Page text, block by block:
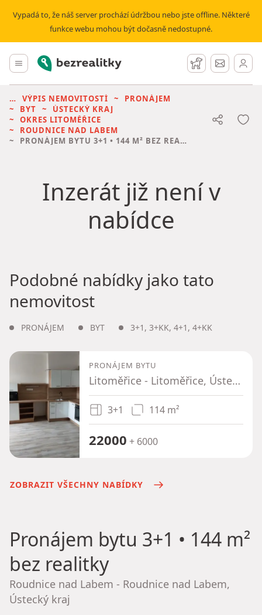
Vypadá to, že náš server prochází údržbou nebo jste offline. Některé
funkce webu mohou být dočasně nedostupné.
Hlavní menu
Bezrealitky Hlídací pes
Zprávy
VÝPIS NEMOVITOSTÍ
PRONÁJEM
BYT
ÚSTECKÝ KRAJ
OKRES LITOMĚŘICE
ROUDNICE NAD LABEM
PRONÁJEM BYTU 3+1 • 144 M² BEZ REALITKY
Inzerát již není v
nabídce
Podobné nabídky jako tato
nemovitost
PRONÁJEM BYT 3+1 , 3+KK, 4+1 , 4+KK
PRONÁJEM BYTU
Litoměřice - Litoměřice, Ústecký kraj
3+1 114 m²
22000 + 6000
ZOBRAZIT VŠECHNY NABÍDKY
Pronájem bytu 3+1 • 144 m²
bez realitky
Roudnice nad Labem - Roudnice nad Labem,
Ústecký kraj